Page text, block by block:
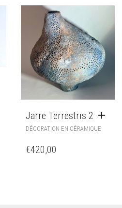
Jarre Terrestris 2
DÉCORATION EN CÉRAMIQUE
€420,00